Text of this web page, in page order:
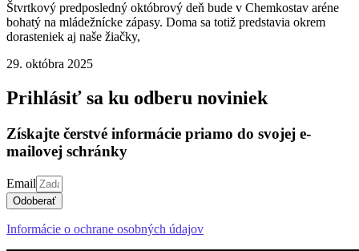
Štvrtkový predposledný októbrový deň bude v Chemkostav aréne
bohatý na mládežnícke zápasy. Doma sa totiž predstavia okrem
dorasteniek aj naše žiačky,
29. októbra 2025
Prihlásiť sa ku odberu noviniek
Získajte čerstvé informácie priamo do svojej e-
mailovej schránky
Email
Odoberať
Informácie o ochrane osobných údajov